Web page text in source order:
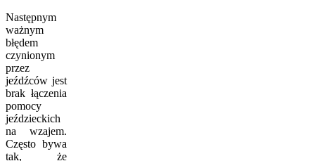
Następnym
ważnym
błędem
czynionym
przez
jeźdźców jest
brak łączenia
pomocy
jeździeckich
na wzajem.
Często bywa
tak, że